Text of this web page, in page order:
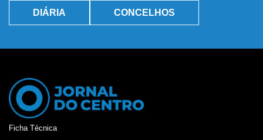
DIÁRIA CONCELHOS
Ficha Técnica